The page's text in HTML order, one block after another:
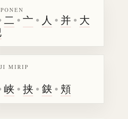
二 •亠 • 人 • 并 • 大
MIRIP
峡 •挟 • 𨦇 • 頬